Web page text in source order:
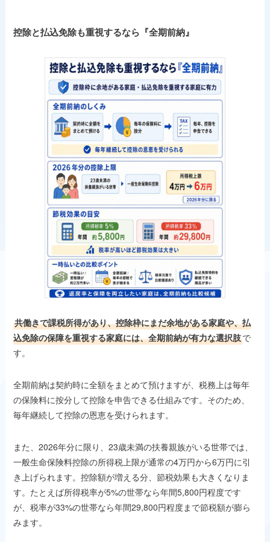
控除と払込免除も重視するなら『全期前納』
共働きで課税所得があり、控除枠にまだ余地がある家庭や、払
込免除の保障を重視する家庭には、全期前納が有力な選択肢で
す。
全期前納は契約時に全額をまとめて預けますが、税務上は毎年
の保険料に按分して控除を申告できる仕組みです。そのため、
毎年継続して控除の恩恵を受けられます。
また、2026年分に限り、23歳未満の扶養親族がいる世帯では、
一般生命保険料控除の所得税上限が通常の4万円から6万円に引
き上げられます。控除額が増える分、節税効果も大きくなりま
す。たとえば所得税率が5%の世帯なら年間5,800円程度です
が、税率が33%の世帯なら年間29,800円程度まで節税額が膨ら
みます。